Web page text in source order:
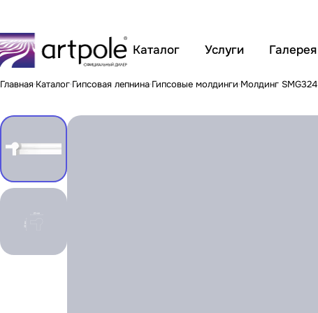
Каталог Услуги Галерея
Главная Каталог Гипсовая лепнина Гипсовые молдинги Молдинг SMG324